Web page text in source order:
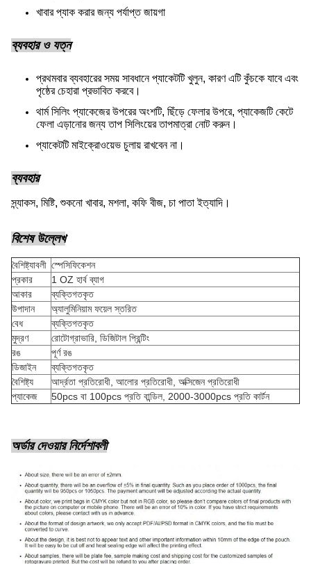
খাবার প্যাক করার জন্য পর্যাপ্ত জায়গা
ব্যবহার ও যত্ন
প্রথমবার ব্যবহারের সময় সাবধানে প্যাকেটটি খুলুন, কারণ এটি কুঁচকে যাবে এবং
পৃষ্ঠের চেহারা প্রভাবিত করবে।
থার্ম সিলিং প্যাকেজের উপরের অংশটি, ছিঁড়ে ফেলার উপরে, প্যাকেজটি কেটে
ফেলা এড়ানোর জন্য তাপ সিলিংয়ের তাপমাত্রা নোট করুন।
প্যাকেটটি মাইক্রোওয়েভ চুলায় রাখবেন না।
ব্যবহার
স্ন্যাকস, মিষ্টি, শুকনো খাবার, মশলা, কফি বীজ, চা পাতা ইত্যাদি।
বিশেষ উল্লেখ
বৈশিষ্ট্যাবলী স্পেসিফিকেশন
প্রকার
1 OZ হার্ব ব্যাগ
আকার
ব্যক্তিগতকৃত
উপাদান
অ্যালুমিনিয়াম ফয়েল স্তরিত
বেধ
ব্যক্তিগতকৃত
মুদ্রণ
রোটোগ্রাভারি, ডিজিটাল প্রিন্টিং
রঙ
পূর্ণ রঙ
ডিজাইন
ব্যক্তিগতকৃত
বৈশিষ্ট্য
আর্দ্রতা প্রতিরোধী, আলোর প্রতিরোধী, অক্সিজেন প্রতিরোধী
প্যাকেজ
50pcs বা 100pcs প্রতি বান্ডিল, 2000-3000pcs প্রতি কার্টন
অর্ডার দেওয়ার নির্দেশাবলী